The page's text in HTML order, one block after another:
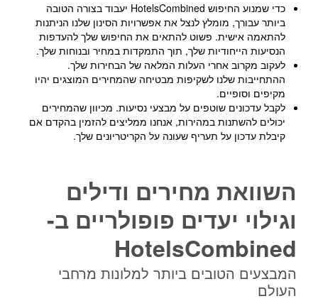
כדי שמנוע החיפוש HotelsCombined יעבוד בצורה הטובה
ביותר עבורך, מומלץ לנצל את אפשרויות הסינון שלנו הניתנות
להתאמה אישית. פשוט להתאים את החיפוש שלך להעדפות
הנסיעות הייחודיות שלך, תוך התמקדות במחיר ובנוחות שלך.
לעקוב מקרוב אחרי העלות המלאה של הבחירות שלך.
ההתחייבות שלנו לשקיפות מבטיחה שהמחירים המוצגים יהיו
מקיפים וסופיים.
לקבל עדכונים שוטפים על מבצעי נסיעות. מכיוון שהמחירים
יכולים להשתנות במהירות, אנחנו ממליצים להזמין בהקדם אם
קיבלת עדכון על תעריף שעונה על הקריטריונים שלך.
השוואת מחירים ודילים
וגילוי יעדים פופולריים ב-
HotelsCombined
המבצעים הטובים ביותר למלונות מרחבי
העולם